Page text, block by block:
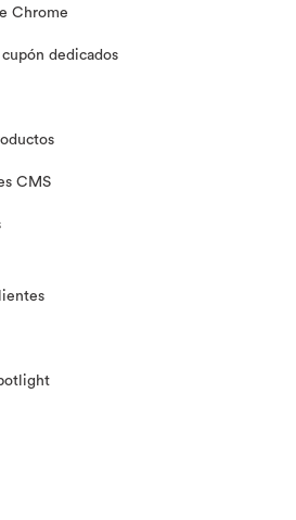
Chrome
dedicados
CMS